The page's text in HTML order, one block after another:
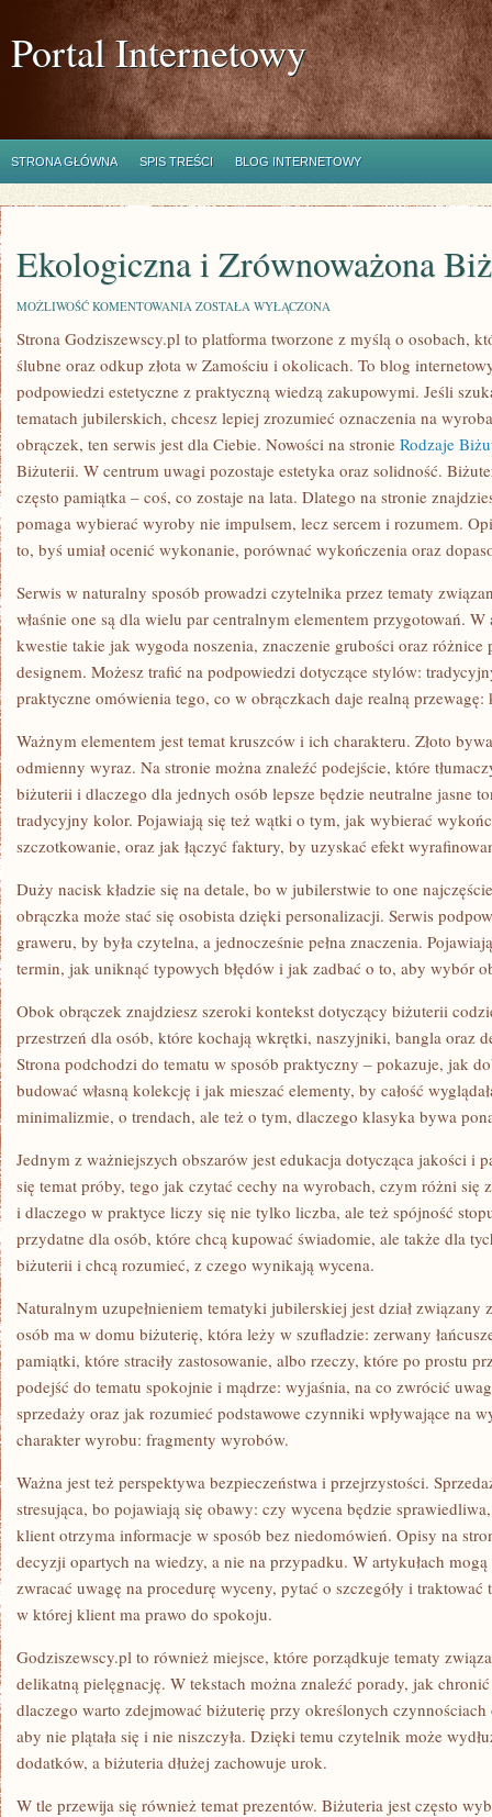
Portal Internetowy
STRONA GŁÓWNA SPIS TREŚCI BLOG INTERNETOWY
Ekologiczna i Zrównoważona
MOŻLIWOŚĆ KOMENTOWANIA EKOLOGICZNA
ZRÓWNOWAŻONA
ZOSTAŁA WYŁĄCZONA
Strona Godziszewscy.pl to platforma tworzone z myślą o osobach,
ślubne oraz odkup złota w Zamościu i okolicach. To blog
podpowiedzi estetyczne z praktyczną wiedzą zakupowymi. Jeśli
tematach jubilerskich, chcesz lepiej zrozumieć oznaczenia na
obrączek, ten serwis jest dla Ciebie. Nowości na stronie Rodzaje
Biżuterii. W centrum uwagi pozostaje estetyka oraz solidność.
często pamiątka – coś, co zostaje na lata. Dlatego na stronie
pomaga wybierać wyroby nie impulsem, lecz sercem i rozumem.
to, byś umiał ocenić wykonanie, porównać wykończenia oraz
Serwis w naturalny sposób prowadzi czytelnika przez tematy
właśnie one są dla wielu par centralnym elementem przygotowań. W
kwestie takie jak wygoda noszenia, znaczenie grubości oraz różnice
designem. Możesz trafić na podpowiedzi dotyczące stylów:
praktyczne omówienia tego, co w obrączkach daje realną przewagę:
Ważnym elementem jest temat kruszców i ich charakteru. Złoto
odmienny wyraz. Na stronie można znaleźć podejście, które
biżuterii i dlaczego dla jednych osób lepsze będzie neutralne jasne
tradycyjny kolor. Pojawiają się też wątki o tym, jak wybierać
szczotkowanie, oraz jak łączyć faktury, by uzyskać efekt
Duży nacisk kładzie się na detale, bo w jubilerstwie to one
obrączka może stać się osobista dzięki personalizacji. Serwis
graweru, by była czytelna, a jednocześnie pełna znaczenia.
termin, jak uniknąć typowych błędów i jak zadbać o to, aby wybór
Obok obrączek znajdziesz szeroki kontekst dotyczący biżuterii
przestrzeń dla osób, które kochają wkrętki, naszyjniki, bangla oraz
Strona podchodzi do tematu w sposób praktyczny – pokazuje, jak
budować własną kolekcję i jak mieszać elementy, by całość
minimalizmie, o trendach, ale też o tym, dlaczego klasyka bywa
Jednym z ważniejszych obszarów jest edukacja dotycząca jakości i
się temat próby, tego jak czytać cechy na wyrobach, czym różni się
i dlaczego w praktyce liczy się nie tylko liczba, ale też spójność
przydatne dla osób, które chcą kupować świadomie, ale także dla
biżuterii i chcą rozumieć, z czego wynikają wycena.
Naturalnym uzupełnieniem tematyki jubilerskiej jest dział związany
osób ma w domu biżuterię, która leży w szufladzie: zerwany
pamiątki, które straciły zastosowanie, albo rzeczy, które po prostu
podejść do tematu spokojnie i mądrze: wyjaśnia, na co zwrócić
sprzedaży oraz jak rozumieć podstawowe czynniki wpływające na
charakter wyrobu: fragmenty wyrobów.
Ważna jest też perspektywa bezpieczeństwa i przejrzystości.
stresująca, bo pojawiają się obawy: czy wycena będzie
klient otrzyma informacje w sposób bez niedomówień. Opisy na
decyzji opartych na wiedzy, a nie na przypadku. W artykułach
zwracać uwagę na procedurę wyceny, pytać o szczegóły i traktować
w której klient ma prawo do spokoju.
Godziszewscy.pl to również miejsce, które porządkuje tematy
delikatną pielęgnację. W tekstach można znaleźć porady, jak
dlaczego warto zdejmować biżuterię przy określonych
aby nie plątała się i nie niszczyła. Dzięki temu czytelnik może
dodatków, a biżuteria dłużej zachowuje urok.
W tle przewija się również temat prezentów. Biżuteria jest często